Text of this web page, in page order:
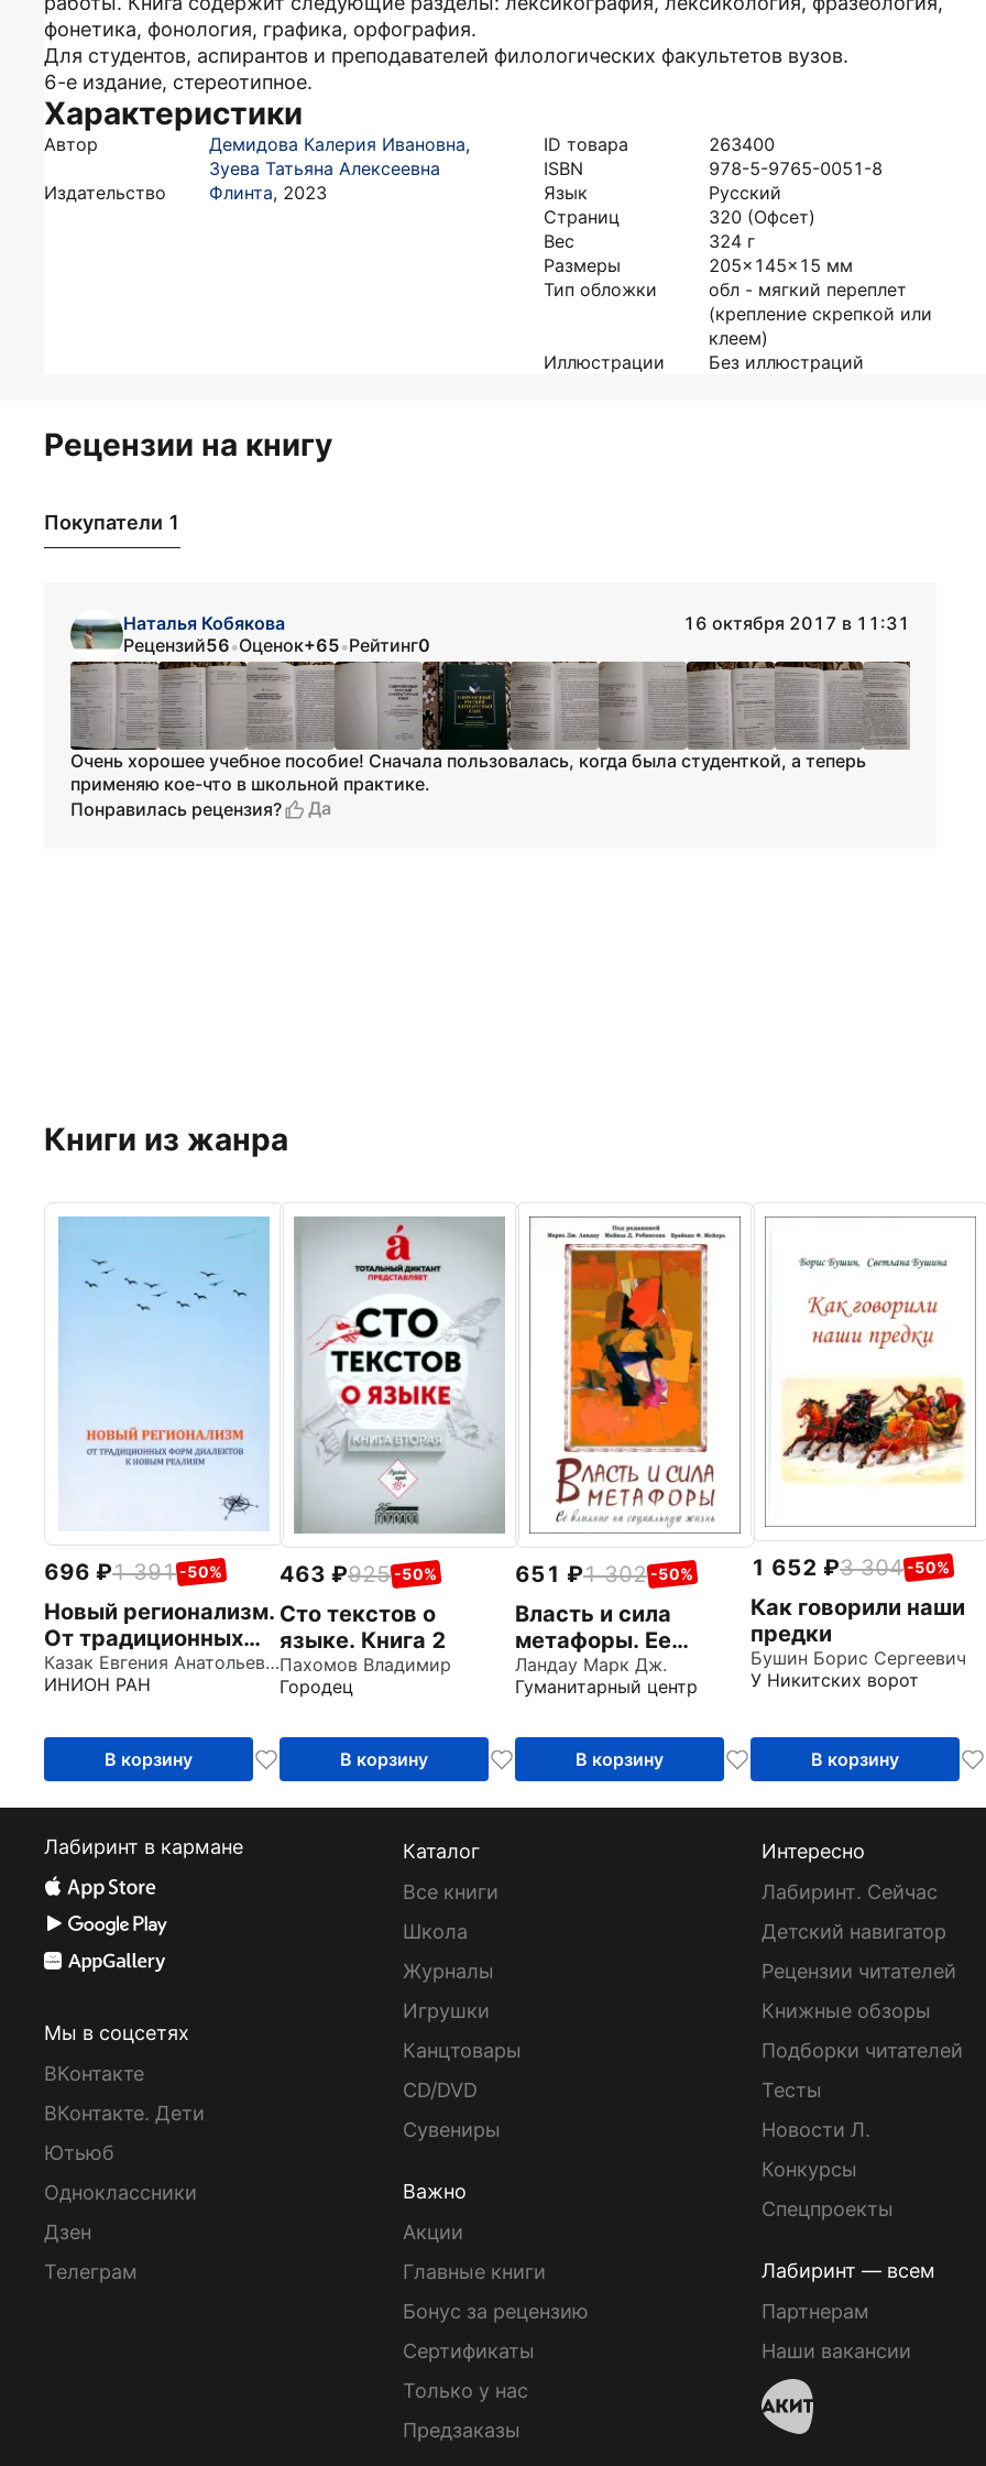
фонетика, фонология, графика, орфография.
Для студентов, аспирантов и преподавателей филологических факультетов вузов.
6-е издание, стереотипное.
Характеристики
Автор Демидова Калерия Ивановна,
Зуева Татьяна Алексеевна
Издательство
Флинта, 2023
ID товара
263400
ISBN
978-5-9765-0051-8
Язык
Русский
Страниц
320 (Офсет)
Вес
324 г
Размеры
205x145x15 мм
Тип обложки
обл - мягкий переплет
(крепление скрепкой или
клеем)
Иллюстрации
Без иллюстраций
Рецензии на книгу
Покупатели 1
Наталья Кобякова
16 октября 2017 в 11:31
Рецензий56•Оценок+65•Рейтинг0
Очень хорошее учебное пособие! Сначала пользовалась, когда была студенткой, а теперь
применяю кое-что в школьной практике.
Понравилась рецензия?
Да
Книги из жанра
696 1 391 -50%
Новый регионализм.
От традиционных
форм диалектов к
новым реалиям
Казак Евгения Анатольевна
ИНИОН РАН
В корзину
463 925 -50%
Сто текстов о
языке. Книга 2
Пахомов Владимир
Городец
В корзину
651 1 302 -50%
Власть и сила
метафоры. Ее
влияние на
социальную жизнь
Ландау Марк Дж.
Гуманитарный центр
В корзину
1 652 3 304 -50%
Как говорили наши
предки
Бушин Борис Сергеевич
У Никитских ворот
В корзину
Лабиринт в кармане
Мы в соцсетях
ВКонтакте
ВКонтакте. Дети
Ютьюб
Одноклассники
Дзен
Телеграм
Каталог
Все книги
Школа
Журналы
Игрушки
Канцтовары
CD/DVD
Сувениры
Важно
Акции
Главные книги
Бонус за рецензию
Сертификаты
Только у нас
Предзаказы
Интересно
Лабиринт. Сейчас
Детский навигатор
Рецензии читателей
Книжные обзоры
Подборки читателей
Тесты
Новости Л.
Конкурсы
Спецпроекты
Лабиринт — всем
Партнерам
Наши вакансии